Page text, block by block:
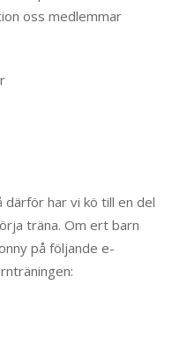
oss medlemmar
har vi kö till en del
träna. Om ert barn
på följande e-